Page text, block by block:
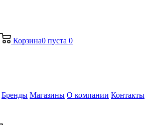
Корзина0 пуста 0
Бренды Магазины О компании Контакты